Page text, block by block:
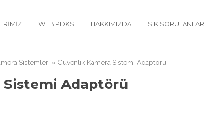
WEB PDKS HAKKIMIZDA SIK SORULANLAR
Sistemleri » Güvenlik Kamera Sistemi Adaptörü
Sistemi Adaptörü